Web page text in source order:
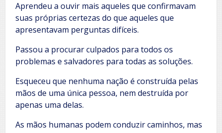
Aprendeu a ouvir mais aqueles que confirmavam
suas próprias certezas do que aqueles que
apresentavam perguntas difíceis.
Passou a procurar culpados para todos os
problemas e salvadores para todas as soluções.
Esqueceu que nenhuma nação é construída pelas
mãos de uma única pessoa, nem destruída por
apenas uma delas.
As mãos humanas podem conduzir caminhos, mas